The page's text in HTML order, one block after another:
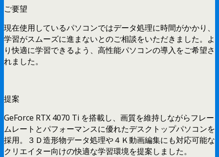
ご要望
現在使用しているパソコンではデータ処理に時間がかかり、
学習がスムーズに進まないとのご相談をいただきました。よ
り快適に学習できるよう、高性能パソコンの導入をご希望さ
れました。
提案
GeForce RTX 4070 Ti を搭載し、画質を維持しながらフレー
ムレートとパフォーマンスに優れたデスクトップパソコンを
採用。３Ｄ造形物データ処理や４Ｋ動画編集にも対応可能な
クリエイター向けの快適な学習環境を提案しました。